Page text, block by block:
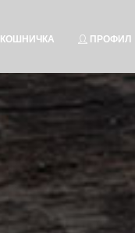
КОШНИЧКА ПРОФИЛ